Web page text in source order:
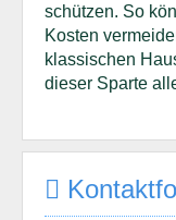
schützen. So
Kosten
klassischen
dieser Sparte